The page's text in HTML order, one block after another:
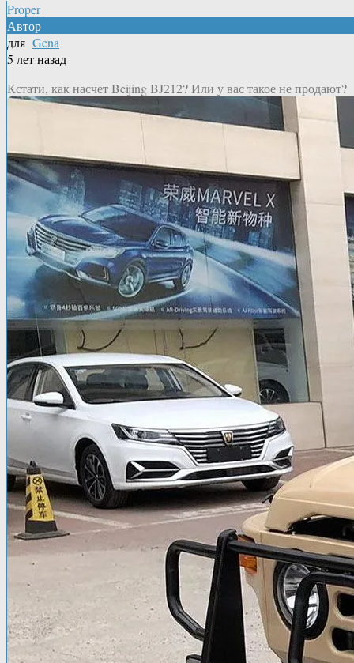
Proper
Автор
для Gena
5 лет назад
Кстати, как насчет Beijing BJ212? Или у вас такое не продают?